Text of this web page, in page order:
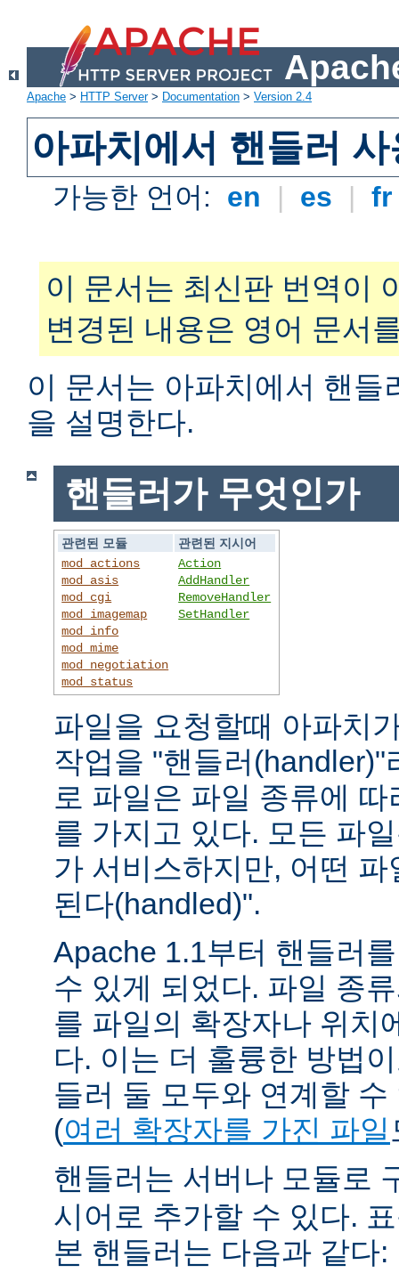
Apache > HTTP Server> Documentation > Version 2.4
아파치에서 핸들러 사
가능한 언어: en | es |
이 문서는 최신판 번역이
변경된 내용은 영어 문서
이 문서는 아파치에서 핸들
을 설명한다.
핸들러가 무엇인가
관련된 모듈
관련된 지시어
mod_actions
mod_asis
mod_cgi
mod_imagemap
mod_info
mod_mime
mod_negotiation
mod_status
Action
AddHandler
RemoveHandler
SetHandler
파일을 요청할때 아파치
작업을 "핸들러(handler)"
로 파일은 파일 종류에
를 가지고 있다. 모든 파
가 서비스하지만, 어떤
된다(handled)".
Apache 1.1부터 핸들러
수 있게 되었다. 파일 종
를 파일의 확장자나 위치
다. 이는 더 훌륭한 방법
들러 둘 모두와 연계할
(여러 확장자를 가진 파일
핸들러는 서버나 모듈로
시어로 추가할 수 있다.
본 핸들러는 다음과 같다: